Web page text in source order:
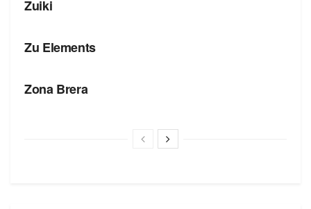
Zuiki
Zu Elements
Zona Brera